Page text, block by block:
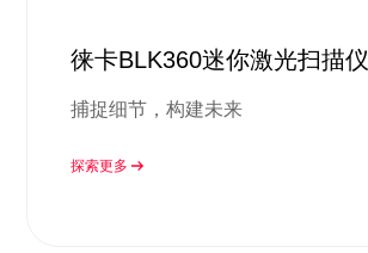
徕卡BLK360迷你激光扫描仪
捕捉细节，构建未来
探索更多